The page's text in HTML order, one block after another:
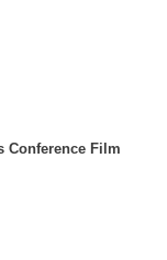
Conference Film